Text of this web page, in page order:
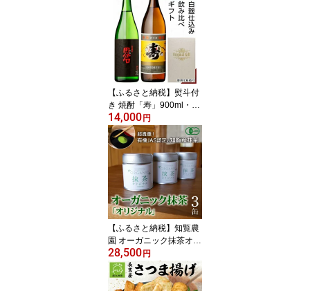
【ふるさと納税】熨斗付
き 焼酎「寿」900ml・
「田倉」720mlギフト箱
【1186251】
14,000 円
【ふるさと納税】知覧農
園 オーガニック抹茶オリ
ジナル3缶【1186238】
28,500 円